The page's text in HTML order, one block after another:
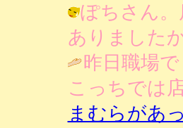
ぽちさん
ありました
昨日職場
こっちでは
まむらがあ